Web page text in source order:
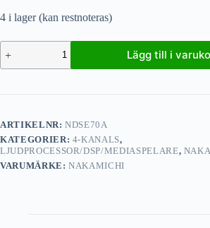
4 i lager (kan restnoteras)
Lägg till i
ARTIKELNR:NDSE70A
KATEGORIER: 4-KANALS,
LJUDPROCESSOR/DSP/MEDIASPELARE,
VARUMÄRKE:NAKAMICHI